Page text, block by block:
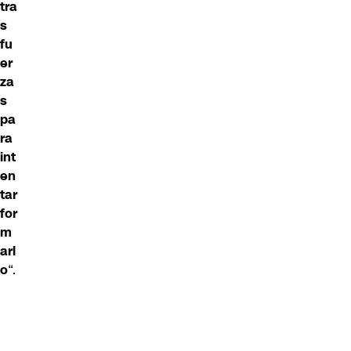
tra
s
fu
er
za
s
pa
ra
int
en
tar
for
m
arl
o“.